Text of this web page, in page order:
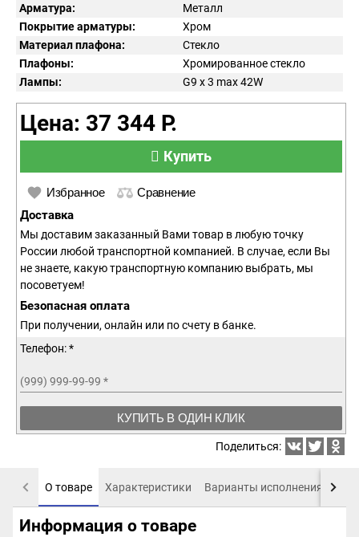
Арматура:
Металл
Покрытие арматуры:
Хром
Материал плафона:
Стекло
Плафоны:
Хромированное стекло
Лампы:
G9 x 3 max 42W
Цена: 37 344 Р.
Купить
Избранное Сравнение
Доставка
Мы доставим заказанный Вами товар в любую точку
России любой транспортной компанией. В случае, если Вы
не знаете, какую транспортную компанию выбрать, мы
посоветуем!
Безопасная оплата
При получении, онлайн или по счету в банке.
Телефон: *
(999) 999-99-99 *
КУПИТЬ В ОДИН КЛИК
Поделиться:
О товаре Характеристики Варианты исполнения
Информация о товаре